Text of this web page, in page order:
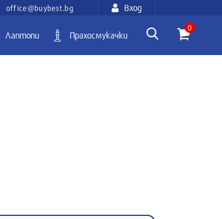
office@buybest.bg Вход
Лаптопи Прахосмукачки
0